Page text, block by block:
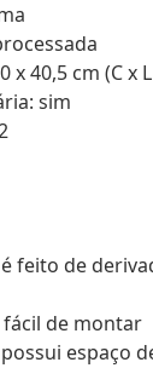
x 40,5 cm (C x
sim
feito de
de montar
espaço